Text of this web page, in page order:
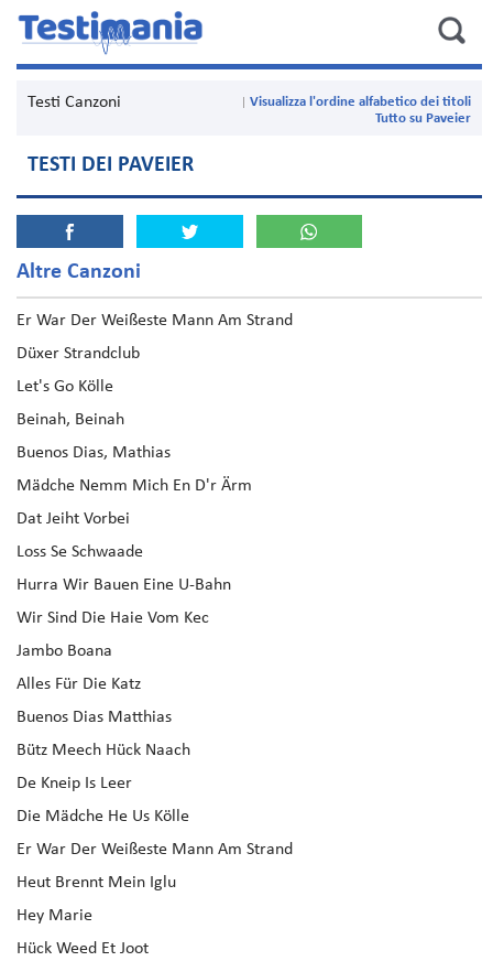
Testi Canzoni
Visualizza l'ordine alfabetico dei titoli
Tutto su Paveier
TESTI DEI PAVEIER
Altre Canzoni
Er War Der Weißeste Mann Am Strand
Düxer Strandclub
Let's Go Kölle
Beinah, Beinah
Buenos Dias, Mathias
Mädche Nemm Mich En D'r Ärm
Dat Jeiht Vorbei
Loss Se Schwaade
Hurra Wir Bauen Eine U-Bahn
Wir Sind Die Haie Vom Kec
Jambo Boana
Alles Für Die Katz
Buenos Dias Matthias
Bütz Meech Hück Naach
De Kneip Is Leer
Die Mädche He Us Kölle
Er War Der Weißeste Mann Am Strand
Heut Brennt Mein Iglu
Hey Marie
Hück Weed Et Joot